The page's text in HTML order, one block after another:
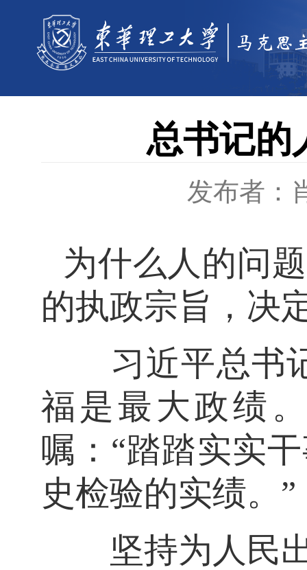
总书记的
发布者：
为什么人的问
的执政宗旨，决
习近平总书记
福是最大政绩
嘱：“踏踏实实
史检验的实绩。”
坚持为人民出